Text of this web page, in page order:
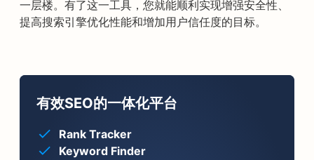
一层楼。有了这一工具，您就能顺利实现增强安全性、
提高搜索引擎优化性能和增加用户信任度的目标。
有效SEO的一体化平台
Rank Tracker
Keyword Finder